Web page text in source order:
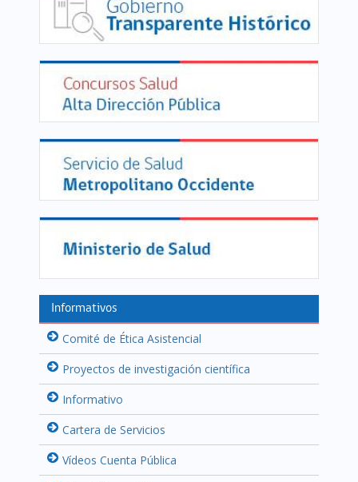
Informativos
Comité de Ética Asistencial
Proyectos de investigación científica
Informativo
Cartera de Servicios
Vídeos Cuenta Pública